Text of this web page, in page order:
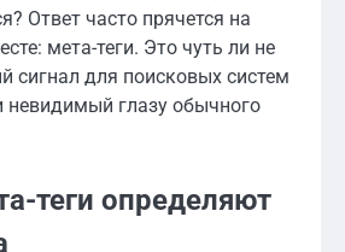
Ответ часто прячется на
мета-теги. Это чуть ли не
сигнал для поисковых систем
глазу обычного
теги определяют